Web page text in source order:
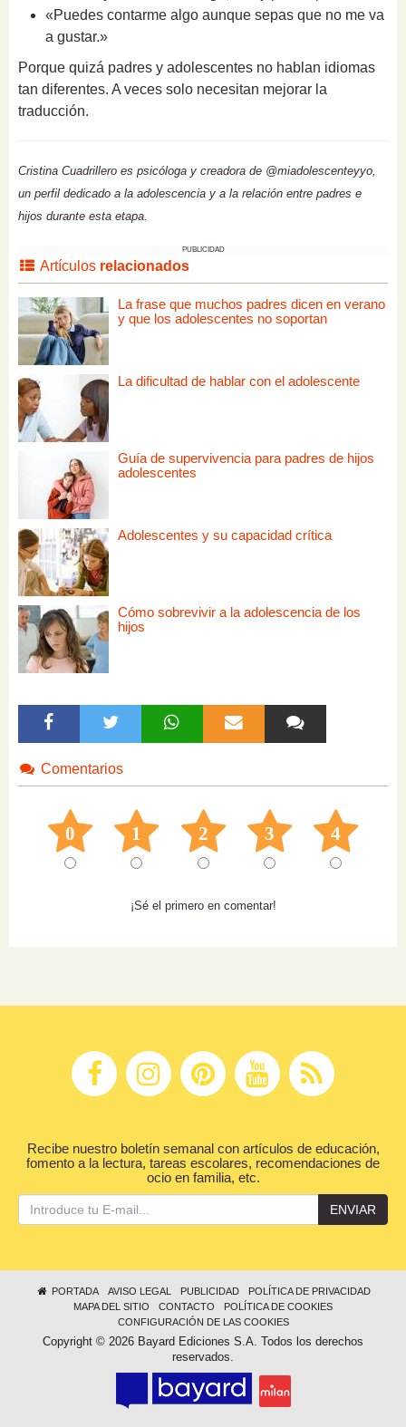
«Puedes contarme algo aunque sepas que no me va
a gustar.»
Porque quizá padres y adolescentes no hablan idiomas
tan diferentes. A veces solo necesitan mejorar la
traducción.
Cristina Cuadrillero es psicóloga y creadora de @miadolescenteyyo,
un perfil dedicado a la adolescencia y a la relación entre padres e
hijos durante esta etapa.
PUBLICIDAD
Artículos relacionados
La frase que muchos padres dicen en verano
y que los adolescentes no soportan
La dificultad de hablar con el adolescente
Guía de supervivencia para padres de hijos
adolescentes
Adolescentes y su capacidad crítica
Cómo sobrevivir a la adolescencia de los
hijos
Comentarios
0 1 2 3 4
¡Sé el primero en comentar!
Recibe nuestro boletín semanal con artículos de educación,
fomento a la lectura, tareas escolares, recomendaciones de
ocio en familia, etc.
ENVIAR
PORTADA AVISO LEGAL PUBLICIDAD
POLÍTICA DE PRIVACIDAD
MAPA DEL SITIO
CONTACTO
POLÍTICA DE COOKIES
CONFIGURACIÓN DE LAS COOKIES
Copyright © 2026 Bayard Ediciones S.A. Todos los derechos
reservados.